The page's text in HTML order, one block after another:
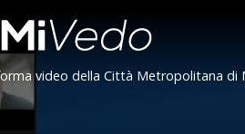
video della Città Metropolitana di